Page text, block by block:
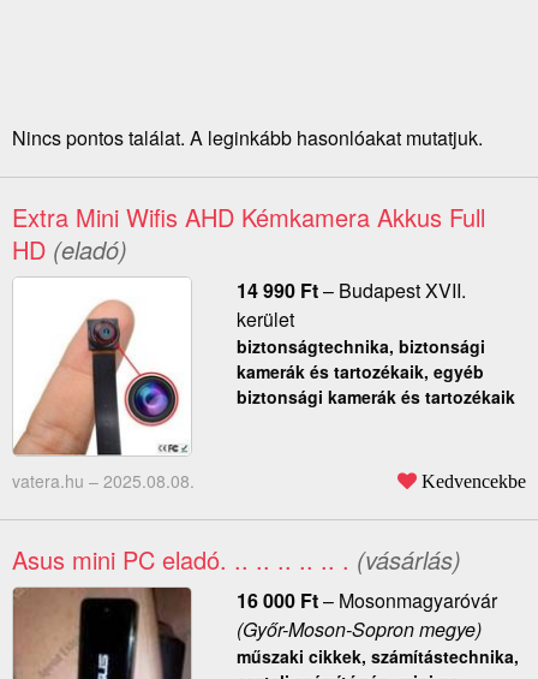
Nincs pontos találat. A leginkább hasonlóakat mutatjuk.
Extra Mini Wifis AHD Kémkamera Akkus Full
HD (eladó)
14 990 Ft– Budapest XVII.
kerület
biztonságtechnika, biztonsági
kamerák és tartozékaik, egyéb
biztonsági kamerák és tartozékaik
vatera.hu – 2025.08.08. Kedvencekbe
Asus mini PC eladó. .. .. .. .. .. . (vásárlás)
16 000 Ft– Mosonmagyaróvár
(Győr-Moson-Sopron megye)
műszaki cikkek, számítástechnika,